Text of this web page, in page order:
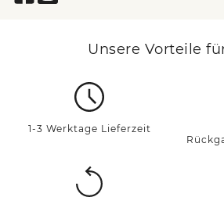
Unsere Vorteile
1-3 Werktage Lieferzeit